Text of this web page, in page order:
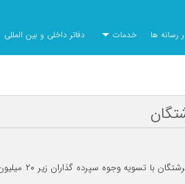
رسانه ها خدمات دفاتر داخلی و بین المللی